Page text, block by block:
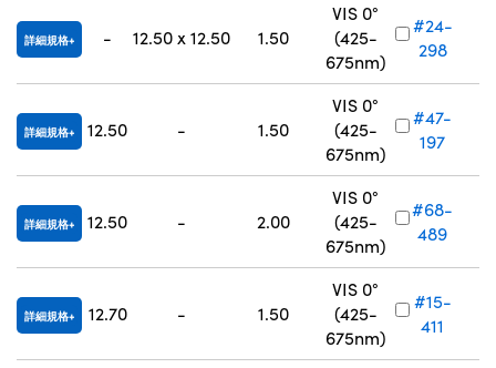
詳細規格 - 12.50 x 12.50 1.50
VIS 0°
(425-
675nm)
#24-
298
詳細規格 12.50 - 1.50
VIS 0°
(425-
675nm)
#47-
197
詳細規格 12.50 - 2.00
VIS 0°
(425-
675nm)
#68-
489
詳細規格 12.70 - 1.50
VIS 0°
(425-
675nm)
#15-
411